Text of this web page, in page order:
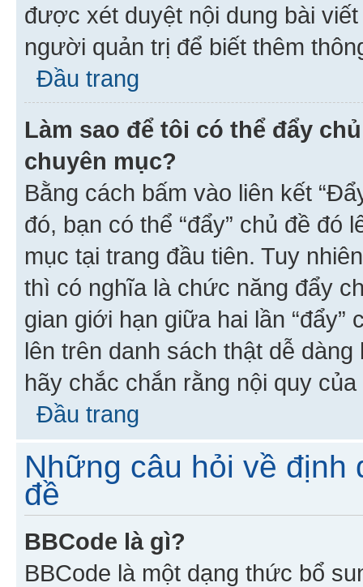
được xét duyệt nội dung bài
người quản trị để biết thêm
Đầu trang
Làm sao để tôi có thể đẩy
chuyên mục?
Bằng cách bấm vào liên kết
đó, bạn có thể “đẩy” chủ đề đó
mục tại trang đầu tiên. Tuy
thì có nghĩa là chức năng đẩy
gian giới hạn giữa hai lần “đẩy”
lên trên danh sách thật dễ
hãy chắc chắn rằng nội quy
Đầu trang
Những câu hỏi về định
đề
BBCode là gì?
BBCode là một dạng thức bổ